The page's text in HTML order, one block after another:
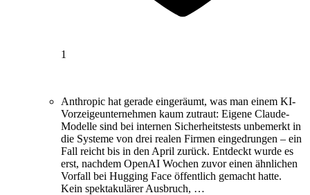
1
Anthropic hat gerade eingeräumt, was man einem KI-
Vorzeigeunternehmen kaum zutraut: Eigene Claude-
Modelle sind bei internen Sicherheitstests unbemerkt in
die Systeme von drei realen Firmen eingedrungen – ein
Fall reicht bis in den April zurück. Entdeckt wurde es
erst, nachdem OpenAI Wochen zuvor einen ähnlichen
Vorfall bei Hugging Face öffentlich gemacht hatte.
Kein spektakulärer Ausbruch, …